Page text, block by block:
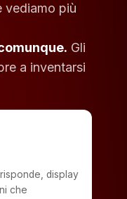
vediamo più
Gli
a inventarsi
display
che